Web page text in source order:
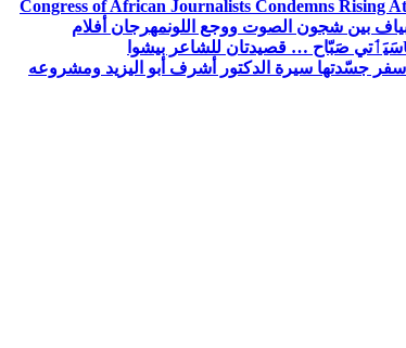
Congress of African Journalists Condemns Rising
بين شجون الصوت ووجع اللونمهرجان أفلام
سَيَٲتي صَبّاح … قصيدتان للشاعر بيشوا
جسّدتها سيرة الدكتور أشرف أبو اليزيد ومشروعه